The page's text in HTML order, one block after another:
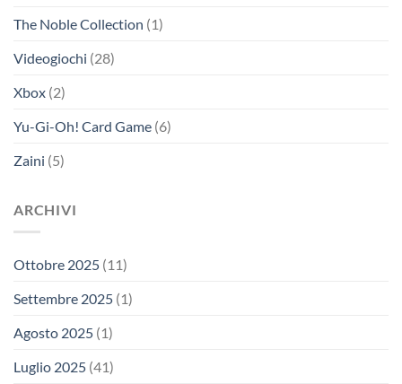
The Noble Collection (1)
Videogiochi (28)
Xbox (2)
Yu-Gi-Oh! Card Game (6)
Zaini (5)
ARCHIVI
Ottobre 2025 (11)
Settembre 2025 (1)
Agosto 2025 (1)
Luglio 2025 (41)